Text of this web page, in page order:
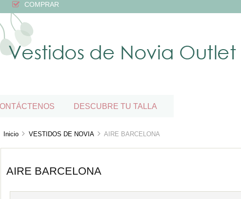
COMPRAR
DESCUBRE TU TALLA
Inicio VESTIDOS DE NOVIA AIRE BARCELONA
AIRE BARCELONA